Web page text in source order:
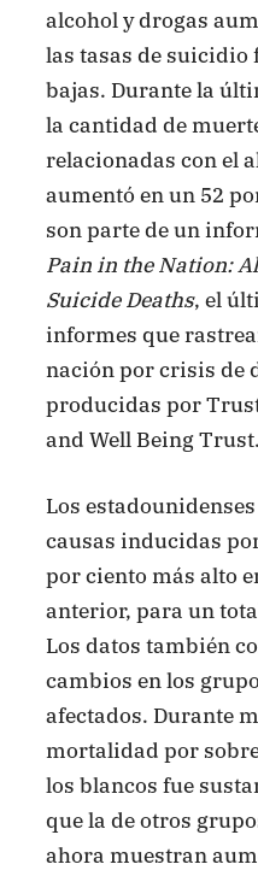
alcohol y drogas
las tasas de suicidio
bajas. Durante la
la cantidad de
relacionadas con el
aumentó en un 52
son parte de un
Pain in the Nation:
Suicide Deaths, el
informes que
nación por crisis de
producidas por
and Well Being Trust.
Los
causas inducidas
por ciento más alto
anterior, para un
Los datos también
cambios en los
afectados. Durante
mortalidad por
los blancos fue
que la de otros
ahora muestran